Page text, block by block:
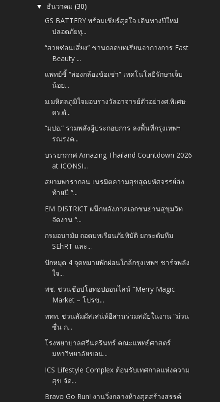
▼ ธันวาคม(30)
GS BATTERY พร้อมเชียร์สุดใจ เดินทางปีใหม่
ปลอดภัยทุ...
“สวยซ่อนเสี่ยง” ชวนถอดบทเรียนจากวงการ Fast
Beauty ...
แพทย์ชี้ “ส่องกล้องข้อเข่า” เทคโนโลยีรักษาเจ็บ
น้อย...
ม.มหิดลภูมิใจมอบรางวัลอาจารย์ตัวอย่างศ.พิเศษ
ดร.ดั...
“มปอ.” รวมพลังผู้ประกอบการ ลงพื้นที่กรุงเทพฯ
รณรงค...
บรรยากาศ Amazing Thailand Countdown 2026
at ICONSI...
สยามพารากอน เนรมิตความสุขสุดมหัศจรรย์ส่ง
ท้ายปี “...
EM DISTRICT ผนึกพลังภาคเอกชนย่านสุขุมวิท
จัดงาน “...
กรมอนามัย ถอดบทเรียนภัยพิบัติ ยกระดับทีม
SEhRT และ...
ปักหมุด 4 จุดหมายพักผ่อนใกล้กรุงเทพฯ ชาร์จพลัง
ใจ...
พช. ชวนช้อปโอทอปออนไลน์ “Merry Magic
Market – โปรข...
ททท. ชวนสัมผัสเสน่ห์อีสานร่วมสมัยในงาน “ม่วน
ซื่น ก...
โรงพยาบาลศรีนครินทร์ คณะแพทย์ศาสตร์
มหาวิทยาลัยขอน...
ICS Lifestyle Complex ต้อนรับเทศกาลแห่งความ
สุข จัด...
Bravo Go Run! งานวิ่งกลางห้างสุดสร้างสรรค์